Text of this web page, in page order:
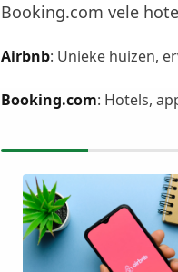
Booking.com vele
Airbnb: Unieke huizen,
Booking.com: Hotels,